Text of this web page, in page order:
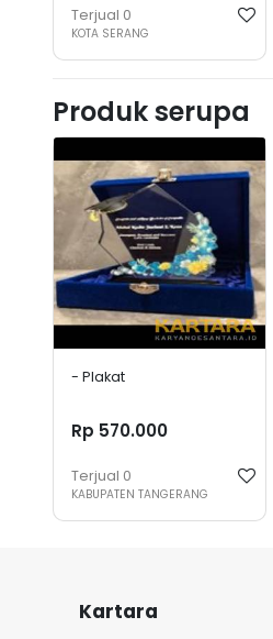
Terjual 0
KOTA SERANG
Produk serupa
- Plakat
Rp 570.000
Terjual 0
KABUPATEN TANGERANG
Kartara